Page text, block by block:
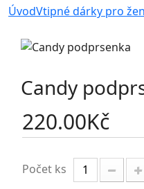
ÚvodVtipné dárky pro
Candy
220.00Kč
Počet ks